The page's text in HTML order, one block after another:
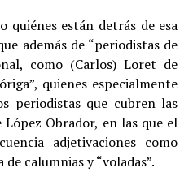
quiénes están detrás de esa
además de “periodistas de
como (Carlos) Loret de
quienes especialmente
periodistas que cubren las
Obrador, en las que el
adjetivaciones como
calumnias y “voladas”.